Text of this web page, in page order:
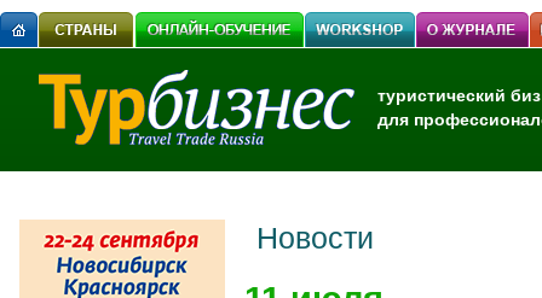
туристический
для
Новости